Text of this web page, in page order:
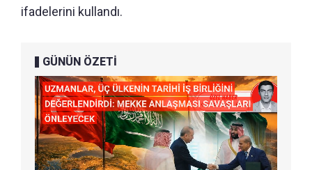
ifadelerini kullandı.
GÜNÜN ÖZETİ